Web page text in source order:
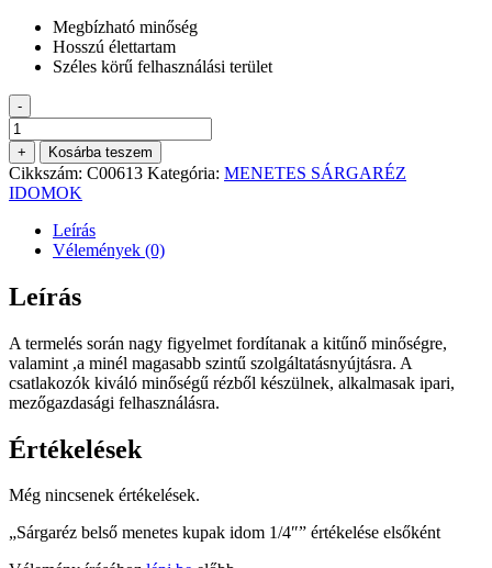
Megbízható minőség
Hosszú élettartam
Széles körű felhasználási terület
-
Sárgaréz
belső
menetes
kupak
idom
1/4"
mennyiség
+ Kosárba teszem
Cikkszám: C00613 Kategória: MENETES SÁRGARÉZ
IDOMOK
Leírás
Vélemények (0)
Leírás
A termelés során nagy figyelmet fordítanak a kitűnő minőségre,
valamint ,a minél magasabb szintű szolgáltatásnyújtásra. A
csatlakozók kiváló minőségű rézből készülnek, alkalmasak ipari,
mezőgazdasági felhasználásra.
Értékelések
Még nincsenek értékelések.
„Sárgaréz belső menetes kupak idom 1/4″” értékelése elsőként